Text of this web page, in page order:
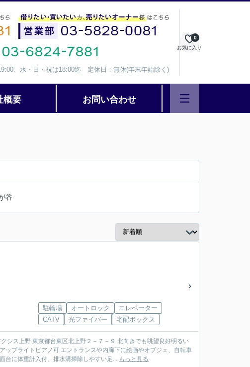
、水・日・祝は18:00迄 定休日：無休(年末年始除く)
お気に入り
0
概要 お問い合わせ
谷
駐輪場 オートロック
エレベーター
CATV
光ファイバー 宅配ボックス
シス上野 東京都台東区北上野２－７－９ 北向きでも眺望良好明るい
プライトピアノ可 エントランスや内廊下に絵画やオブジェ、自転車
台に体重計入付、排水溝掃除しやすい足... もっと見る